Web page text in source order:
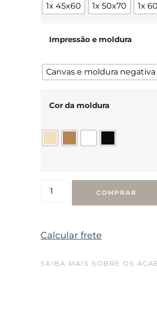
1x 45x60 1x 50x70 1x
Impressão e moldura
Canvas e moldura negativa
Cor da moldura
COMPRAR
Calcular frete
SAIBA MAIS SOBRE OS